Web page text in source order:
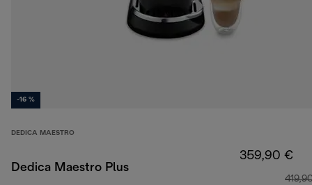
-16 %
DEDICA MAESTRO
Dedica Maestro Plus
359,90 €